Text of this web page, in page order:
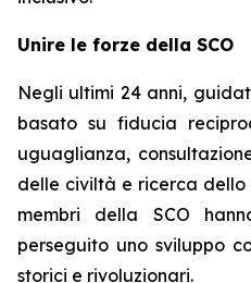
Unire le forze della SCO
Negli ultimi 24 anni,
basato su fiducia
uguaglianza,
delle civiltà e ricerca dello
membri della SCO
perseguito uno sviluppo
storici e rivoluzionari.